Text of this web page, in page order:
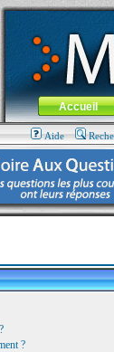
fr.com : 100%
au contenu-Aller
Menu général
Accueil
Aide
?